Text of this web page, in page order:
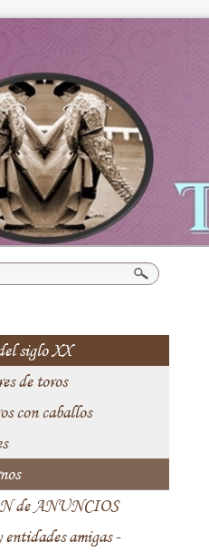
siglo XX
de toros
con caballos
de ANUNCIOS
entidades amigas -